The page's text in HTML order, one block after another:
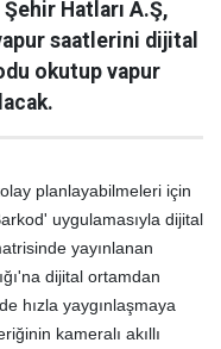
Hatları A.Ş,
saatlerini dijital
okutup vapur
planlayabilmeleri için
uygulamasıyla dijital
yayınlanan
dijital ortamdan
hızla yaygınlaşmaya
kameralı akıllı